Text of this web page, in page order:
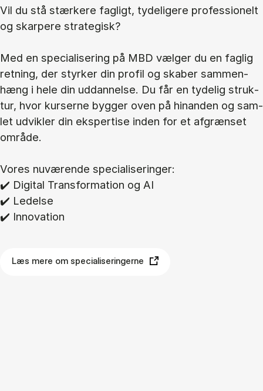
Vil du stå stær­ke­re fag­ligt, ty­de­li­ge­re pro­fes­sio­nelt
og skar­pe­re stra­te­gisk?
Med en spe­ci­a­li­se­ring på MBD væl­ger du en fag­lig
ret­ning, der styr­ker din pro­fil og ska­ber sam­men­
hæng i hele din ud­dan­nel­se. Du får en ty­de­lig struk­
tur, hvor kur­ser­ne byg­ger oven på hin­an­den og sam­
let ud­vik­ler din eks­per­ti­se in­den for et af­græn­set
om­rå­de.
Vo­res nu­væ­ren­de spe­ci­a­li­se­rin­ger:
✔️ Di­gi­tal Trans­for­ma­tion og AI
✔️ Le­del­se
✔️ In­nova­tion
Læs mere om specialiseringerne